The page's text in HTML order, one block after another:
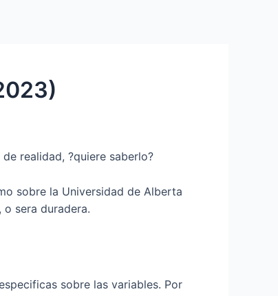
realidad, ?quiere saberlo?
sobre la Universidad de Alberta
sera duradera.
sobre las variables. Por